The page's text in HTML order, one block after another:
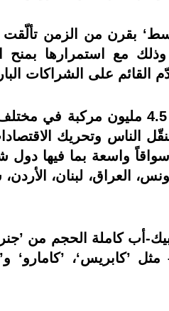
بقرن من الزمن تألّقت
مع استمرارها بمنح
القائم على الشراكات
وخلال نصف القرن الماضي، تم بيع
الناس وتحريك
واسعة بما فيها
العراق، لبنان،
أب كاملة الحجم من
’كامارو‘